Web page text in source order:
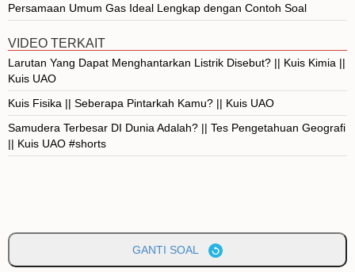
Persamaan Umum Gas Ideal Lengkap dengan Contoh Soal
VIDEO TERKAIT
Larutan Yang Dapat Menghantarkan Listrik Disebut? || Kuis Kimia ||
Kuis UAO
Kuis Fisika || Seberapa Pintarkah Kamu? || Kuis UAO
Samudera Terbesar DI Dunia Adalah? || Tes Pengetahuan Geografi
|| Kuis UAO #shorts
GANTI SOAL